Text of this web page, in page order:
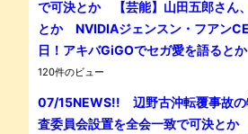
で可決とか 【芸能】山田五郎さん
とか NVIDIAジェンスン・フアン
日！アキバGiGOでセガ愛を語るとか
120件のビュー
07/15NEWS!! 辺野古沖転覆事故の
査委員会設置を全会一致で可決と